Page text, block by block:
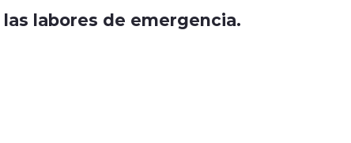
labores de emergencia.